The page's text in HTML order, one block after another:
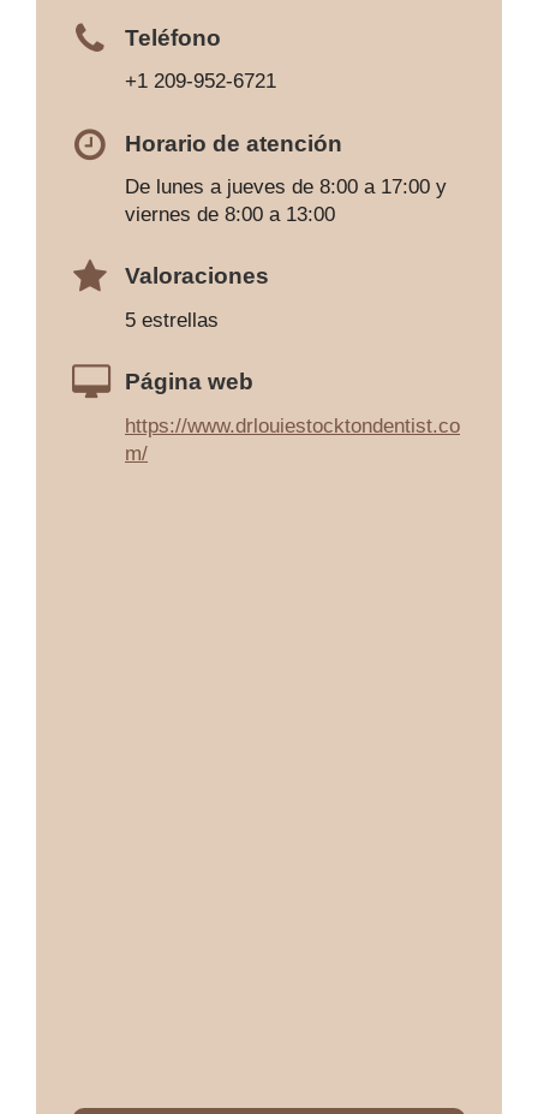
Teléfono
+1 209-952-6721
Horario de atención
De lunes a jueves de 8:00 a 17:00 y
viernes de 8:00 a 13:00
Valoraciones
5 estrellas
Página web
https://www.drlouiestocktondentist.co
m/